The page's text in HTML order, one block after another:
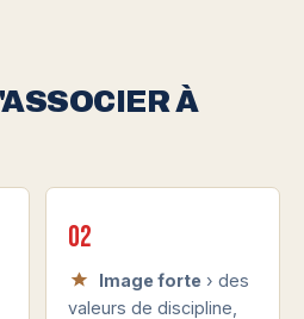
À
02
Image forte › des
valeurs de discipline,